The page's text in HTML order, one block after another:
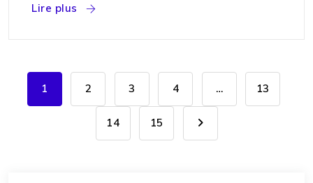
Lire plus
1 2 3 4 … 13
14 15